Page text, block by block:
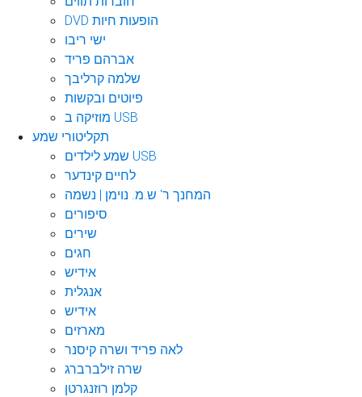
DVD הופעות חיות
ישי ריבו
אברהם פריד
שלמה קרליבך
פיוטים ובקשות
מוזיקה ב USB
תקליטורי שמע
שמע לילדים USB
לחיים קינדער
המחנך ר' ש.מ. נוימן | נשמה
סיפורים
שירים
חגים
אידיש
אנגלית
אידיש
מארזים
לאה פריד ושרה קיסנר
שרה זילברברג
קלמן רוזנגרטן